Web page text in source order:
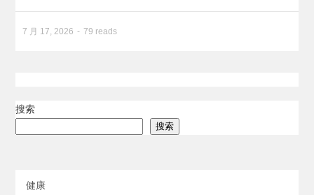
7 月 17, 2026 79 reads
搜索
搜索
健康